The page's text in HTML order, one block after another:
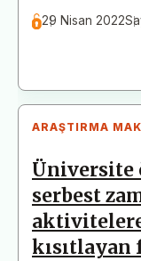
29 Nisan 2022
ARAŞTIRMA
Üniversite
serbest